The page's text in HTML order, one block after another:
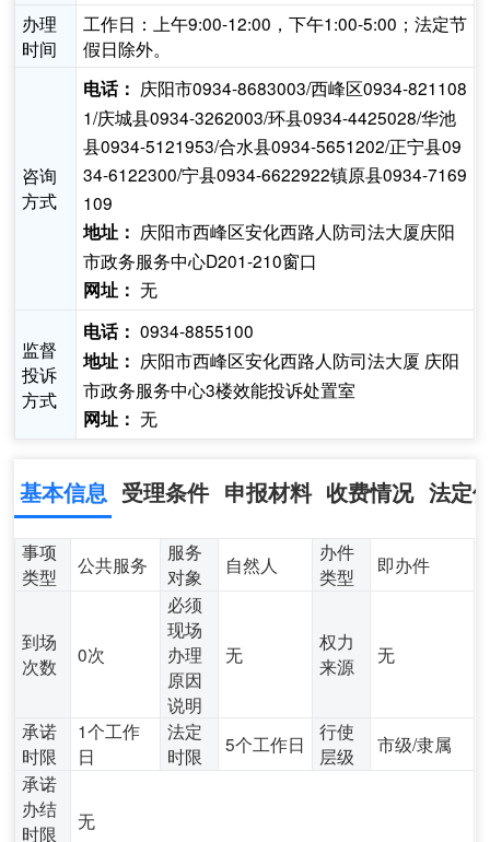
办理
时间
工作日：上午9:00-12:00，下午1:00-5:00；法定节
假日除外。
咨询
方式
电话： 庆阳市0934-8683003/西峰区0934-821108
1/庆城县0934-3262003/环县0934-4425028/华池
县0934-5121953/合水县0934-5651202/正宁县09
34-6122300/宁县0934-6622922镇原县0934-7169
109
地址： 庆阳市西峰区安化西路人防司法大厦庆阳
市政务服务中心D201-210窗口
网址： 无
监督
投诉
方式
电话： 0934-8855100
地址： 庆阳市西峰区安化西路人防司法大厦 庆阳
市政务服务中心3楼效能投诉处置室
网址： 无
基本信息 受理条件 申报材料 收费情况 法定
事项
类型
公共服务
服务
对象
自然人
办件
类型
即办件
到场
次数
0次
必须
现场
办理
原因
说明
无
权力
来源
无
承诺
时限
1个工作
日
法定
时限
5个工作日
行使
层级
市级/隶属
承诺
办结
时限
无